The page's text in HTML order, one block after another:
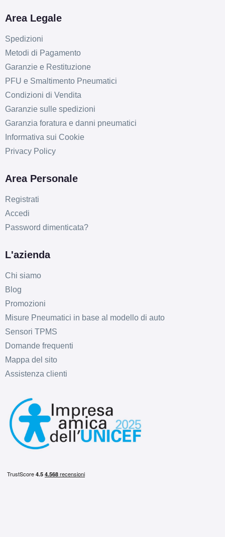
D
Area Legale
Spedizioni
Metodi di Pagamento
Garanzie e Restituzione
PFU e Smaltimento Pneumatici
Condizioni di Vendita
Garanzie sulle spedizioni
Garanzia foratura e danni pneumatici
Informativa sui Cookie
Privacy Policy
Area Personale
Registrati
Accedi
Password dimenticata?
L'azienda
Chi siamo
Blog
Promozioni
Misure Pneumatici in base al modello di auto
Sensori TPMS
Domande frequenti
Mappa del sito
Assistenza clienti